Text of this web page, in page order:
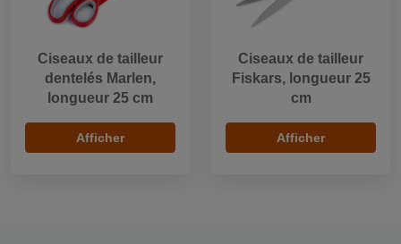
Ciseaux de tailleur
dentelés Marlen,
longueur 25 cm
Afficher
Ciseaux de tailleur
Fiskars, longueur 25
cm
Afficher